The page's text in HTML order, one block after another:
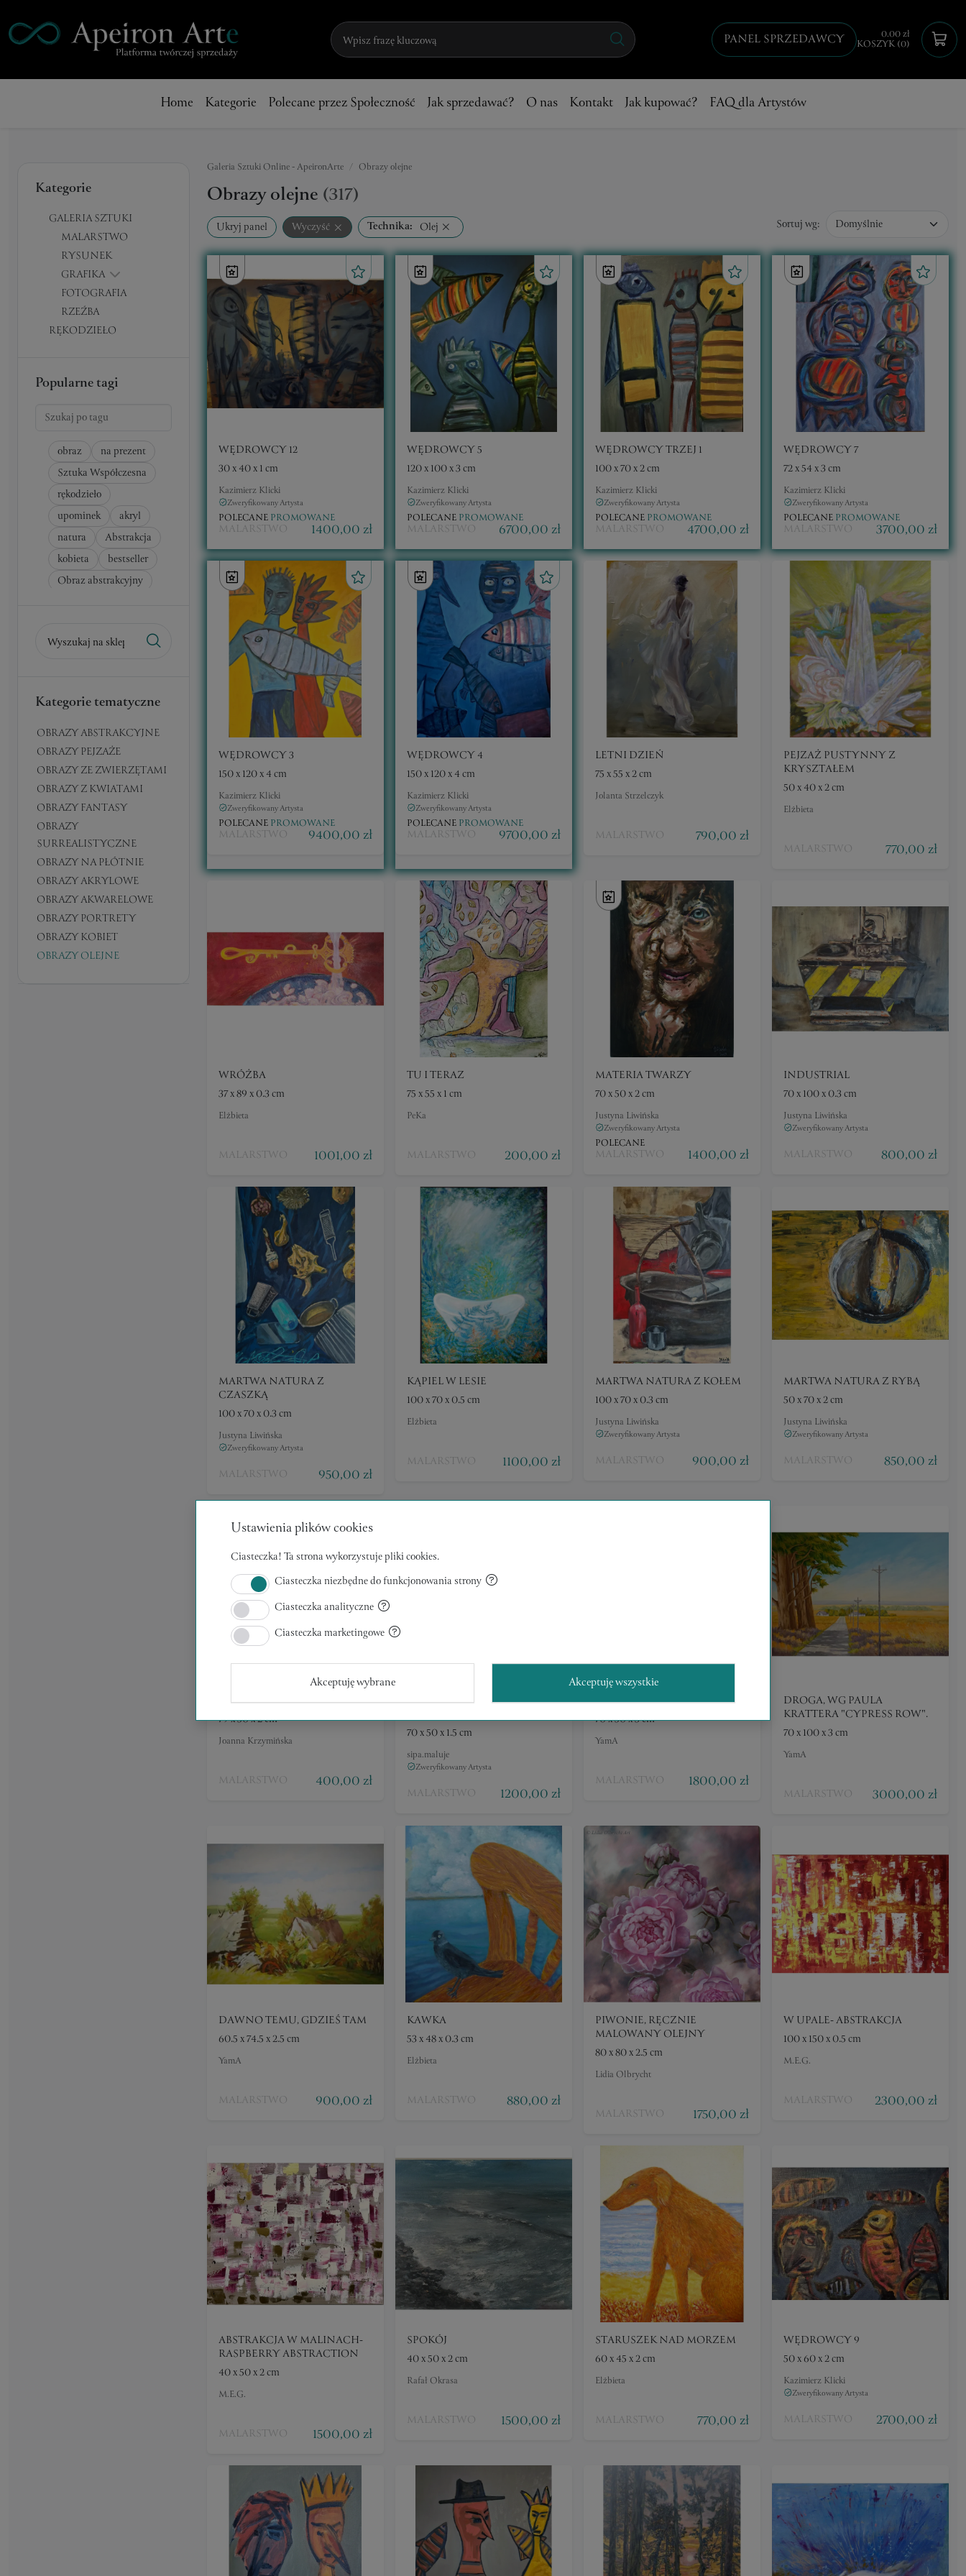
PANEL SPRZEDAWCY 0.00 zł
KOSZYK (0)
Home Kategorie Polecane przez Społeczność Jak sprzedawać? O nas Kontakt Jak kupować? FAQ dla Artystów
Kategorie
GALERIA SZTUKI
MALARSTWO
RYSUNEK
GRAFIKA
FOTOGRAFIA
RZEŹBA
RĘKODZIEŁO
Popularne tagi
obraz
na prezent
Sztuka Współczesna
rękodzieło
upominek
akryl
natura
Abstrakcja
kobieta
bestseller
Obraz abstrakcyjny
fantastyka
Szukaj po nazwie dzieła
Kategorie tematyczne
OBRAZY ABSTRAKCYJNE
OBRAZY PEJZAŻE
OBRAZY ZE ZWIERZĘTAMI
OBRAZY Z KWIATAMI
OBRAZY FANTASY
OBRAZY
SURREALISTYCZNE
OBRAZY NA PŁÓTNIE
OBRAZY AKRYLOWE
OBRAZY AKWARELOWE
OBRAZY PORTRETY
OBRAZY KOBIET
OBRAZY OLEJNE
Galeria Sztuki Online - ApeironArte Obrazy olejne
Obrazy olejne (317)
Ukryj panel Wyczyść Technika: Olej Sortuj wg:
WĘDROWCY 12
30 x 40 x 1 cm
Kazimierz Klicki
Zweryfikowany Artysta
POLECANE PROMOWANE
MALARSTWO 1400,00 zł
WĘDROWCY 5
120 x 100 x 3 cm
Kazimierz Klicki
Zweryfikowany Artysta
POLECANE PROMOWANE
MALARSTWO 6700,00 zł
WĘDROWCY TRZEJ 1
100 x 70 x 2 cm
Kazimierz Klicki
Zweryfikowany Artysta
POLECANE PROMOWANE
MALARSTWO 4700,00 zł
WĘDROWCY 7
72 x 54 x 3 cm
Kazimierz Klicki
Zweryfikowany Artysta
POLECANE PROMOWANE
MALARSTWO 3700,00 zł
WĘDROWCY 3
150 x 120 x 4 cm
Kazimierz Klicki
Zweryfikowany Artysta
POLECANE PROMOWANE
MALARSTWO 9400,00 zł
WĘDROWCY 4
150 x 120 x 4 cm
Kazimierz Klicki
Zweryfikowany Artysta
POLECANE PROMOWANE
MALARSTWO 9700,00 zł
LETNI DZIEŃ
75 x 55 x 2 cm
Jolanta Strzelczyk
MALARSTWO 790,00 zł
PEJZAŻ PUSTYNNY Z
KRYSZTAŁEM
50 x 40 x 2 cm
Elżbieta
MALARSTWO 770,00 zł
WRÓŻBA
37 x 89 x 0.3 cm
Elżbieta
MALARSTWO 1001,00 zł
TU I TERAZ
75 x 55 x 1 cm
PeKa
MALARSTWO 200,00 zł
MATERIA TWARZY
70 x 50 x 2 cm
Justyna Liwińska
Zweryfikowany Artysta
POLECANE
MALARSTWO 1400,00 zł
INDUSTRIAL
70 x 100 x 0.3 cm
Justyna Liwińska
Zweryfikowany Artysta
MALARSTWO 800,00 zł
MARTWA NATURA Z
CZASZKĄ
100 x 70 x 0.3 cm
Justyna Liwińska
Zweryfikowany Artysta
MALARSTWO 950,00 zł
KĄPIEL W LESIE
100 x 70 x 0.5 cm
Elżbieta
MALARSTWO 1100,00 zł
MARTWA NATURA Z KOŁEM
100 x 70 x 0.3 cm
Justyna Liwińska
Zweryfikowany Artysta
MALARSTWO 900,00 zł
MARTWA NATURA Z RYBĄ
50 x 70 x 2 cm
Justyna Liwińska
Zweryfikowany Artysta
MALARSTWO 850,00 zł
GRIEF
79 x 50 x 2 cm
Joanna Krzymińska
MALARSTWO 400,00 zł
.NOC W OBJĘCIACH
70 x 50 x 1.5 cm
sipa.maluje
Zweryfikowany Artysta
MALARSTWO 1200,00 zł
JARZĘBINA CZERWONA
70 x 50 x 3 cm
YamA
MALARSTWO 1800,00 zł
DROGA, WG PAULA
KRATTERA "CYPRESS ROW".
70 x 100 x 3 cm
YamA
MALARSTWO 3000,00 zł
DAWNO TEMU, GDZIEŚ TAM
60.5 x 74.5 x 2.5 cm
YamA
MALARSTWO 900,00 zł
KAWKA
53 x 48 x 0.3 cm
Elżbieta
MALARSTWO 880,00 zł
PIWONIE, RĘCZNIE
MALOWANY OLEJNY
80 x 80 x 2.5 cm
Lidia Olbrycht
MALARSTWO 1750,00 zł
W UPALE- ABSTRAKCJA
100 x 150 x 0.5 cm
M.E.G.
MALARSTWO 2300,00 zł
ABSTRAKCJA W MALINACH-
RASPBERRY ABSTRACTION
40 x 50 x 2 cm
M.E.G.
MALARSTWO 1500,00 zł
SPOKÓJ
40 x 50 x 2 cm
Rafał Okrasa
MALARSTWO 1500,00 zł
STARUSZEK NAD MORZEM
60 x 45 x 2 cm
Elżbieta
MALARSTWO 770,00 zł
WĘDROWCY 9
50 x 60 x 2 cm
Kazimierz Klicki
Zweryfikowany Artysta
MALARSTWO 2700,00 zł
Ustawienia plików cookies
Ciasteczka! Ta strona wykorzystuje pliki cookies.
Ciasteczka niezbędne do funkcjonowania strony
Ciasteczka analityczne
Ciasteczka marketingowe
Akceptuję wybrane Akceptuję wszystkie